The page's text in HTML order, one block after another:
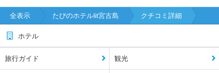
全表示 たびのホテルlit宮古島 クチコミ詳細
ホテル
旅行ガイド 観光